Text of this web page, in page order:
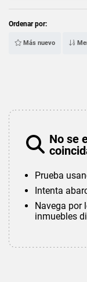
Ordenar por:
Más nuevo
No se
Prueba
Intenta
Navega por
inmuebles